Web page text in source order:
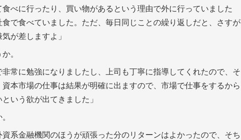
食べに行ったり、買い物があるという理由で外に行っていました
で食べていました。ただ、毎日同じことの繰り返しだと、さすが
が差しますよ」
。
非常に勉強になりましたし、上司も丁寧に指導してくれたので、そ
本市場の仕事は結果が明確に出ますので、市場で仕事をするから
いう欲が出てきました」
資系金融機関のほうが頑張った分のリターンはよかったので、そち